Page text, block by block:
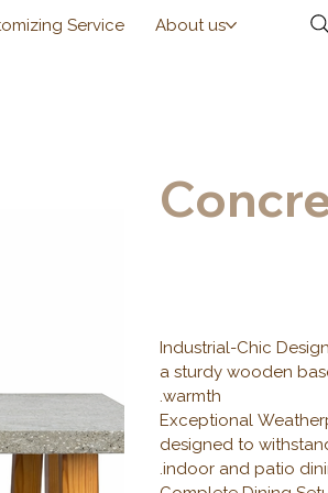
Service About us
Industrial-Chic
a sturdy wooden
warmth.
Exceptional
designed to
indoor and patio